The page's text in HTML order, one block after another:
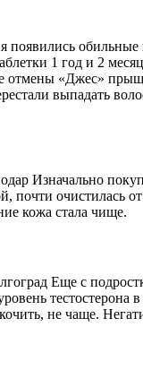
1 год и 2
«Джес»
выпадать
Изначально
почти очистилась
кожа стала чище.
Еще с
не чаще.